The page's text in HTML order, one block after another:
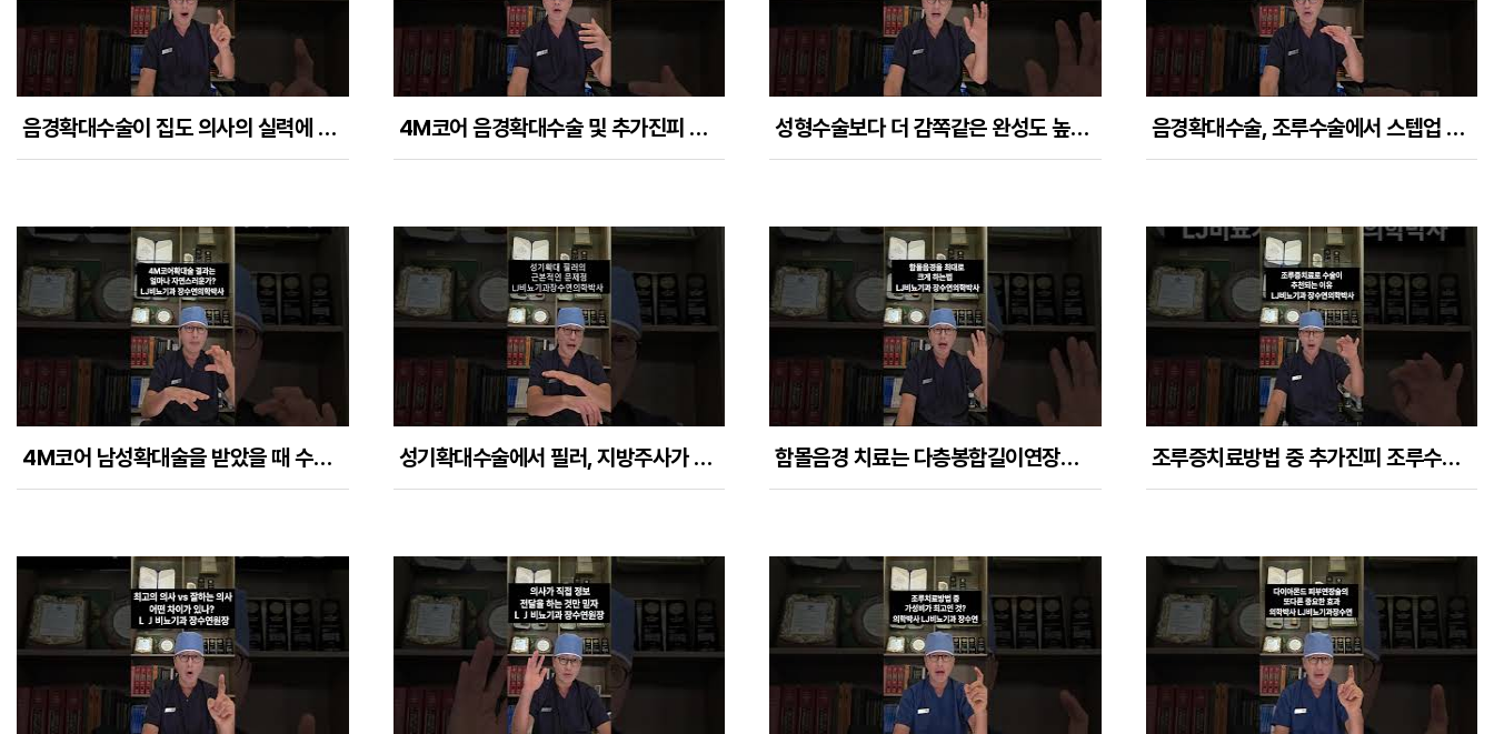
음경확대수술이 집도 의사의 실력에 따라 결과 차이가 크게 나는 이유들 4M코어 음경확대수술 및 추가진피 조루수술을 받은 후 치료 과정 정리 성형수술보다 더 감쪽같은 완성도 높은 음경확대수술!! 음경확대수술, 조루수술에서 스텝업 수면마취로 순식간에 끝난다!
4M코어 남성확대술을 받았을 때 수술결과는 얼마나 자연스러운가? 성기확대수술에서 필러, 지방주사가 쓰여서는 안되는 이유들 함몰음경 치료는 다층봉합길이연장술과 다이아몬드피부연장술로 최대치를 만들어내야한다 조루증치료방법 중 추가진피 조루수술이 추천되는 이유